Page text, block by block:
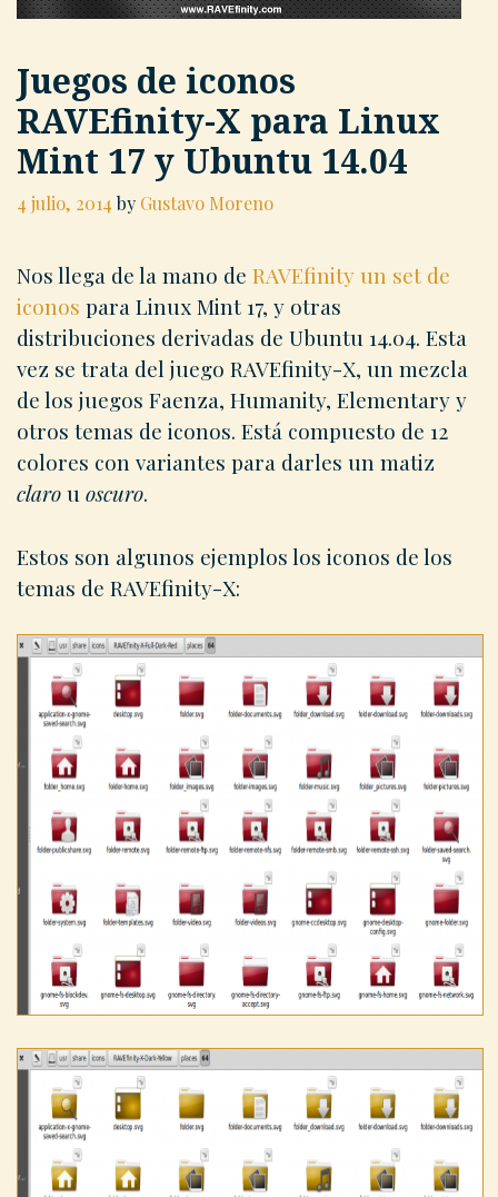
Juegos de iconos
RAVEfinity-X para Linux
Mint 17 y Ubuntu 14.04
4 julio, 2014 by Gustavo Moreno
Nos llega de la mano de RAVEfinity un set de
iconos para Linux Mint 17, y otras
distribuciones derivadas de Ubuntu 14.04. Esta
vez se trata del juego RAVEfinity-X, un mezcla
de los juegos Faenza, Humanity, Elementary y
otros temas de iconos. Está compuesto de 12
colores con variantes para darles un matiz
clarou oscuro.
Estos son algunos ejemplos los iconos de los
temas de RAVEfinity-X: